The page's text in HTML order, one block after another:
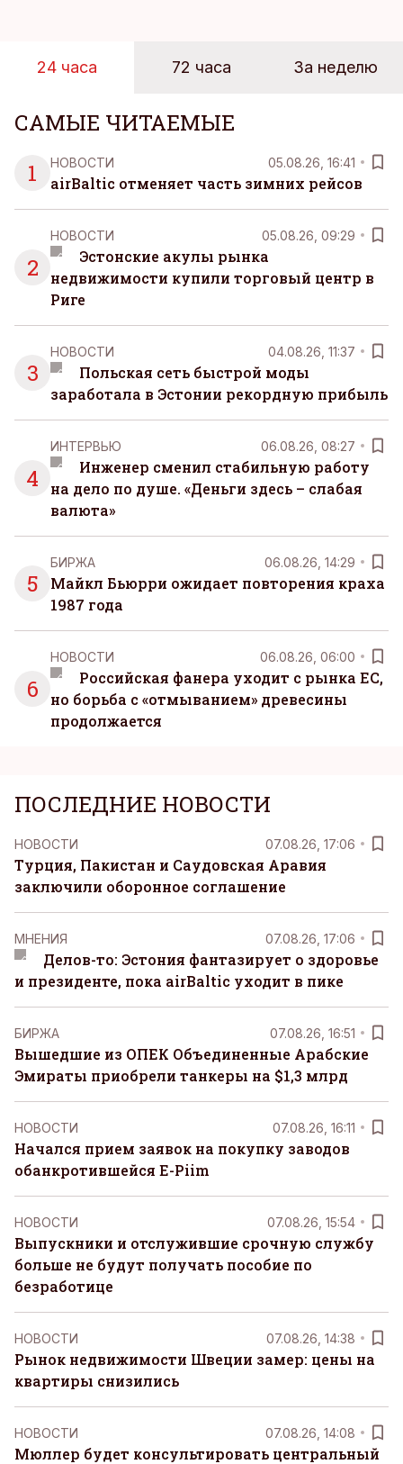
24 часа 72 часа За неделю
САМЫЕ ЧИТАЕМЫЕ
1
НОВОСТИ 05.08.26, 16:41
airBaltic отменяет часть зимних рейсов
2
НОВОСТИ 05.08.26, 09:29
Эстонские акулы рынка
недвижимости купили торговый центр в
Риге
3
НОВОСТИ 04.08.26, 11:37
Польская сеть быстрой моды
заработала в Эстонии рекордную прибыль
4
ИНТЕРВЬЮ 06.08.26, 08:27
Инженер сменил стабильную работу
на дело по душе. «Деньги здесь – слабая
валюта»
5
БИРЖА 06.08.26, 14:29
Майкл Бьюрри ожидает повторения краха
1987 года
6
НОВОСТИ 06.08.26, 06:00
Российская фанера уходит с рынка ЕС,
но борьба с «отмыванием» древесины
продолжается
ПОСЛЕДНИЕ НОВОСТИ
НОВОСТИ 07.08.26, 17:06
Турция, Пакистан и Саудовская Аравия
заключили оборонное соглашение
MНЕНИЯ 07.08.26, 17:06
Делов-то: Эстония фантазирует о здоровье
и президенте, пока airBaltic уходит в пике
БИРЖА 07.08.26, 16:51
Вышедшие из ОПЕК Объединенные Арабские
Эмираты приобрели танкеры на $1,3 млрд
НОВОСТИ 07.08.26, 16:11
Начался прием заявок на покупку заводов
обанкротившейся E-Piim
НОВОСТИ 07.08.26, 15:54
Выпускники и отслужившие срочную службу
больше не будут получать пособие по
безработице
НОВОСТИ 07.08.26, 14:38
Рынок недвижимости Швеции замер: цены на
квартиры снизились
НОВОСТИ 07.08.26, 14:08
Мюллер будет консультировать центральный